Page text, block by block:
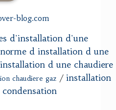
blog.com
d'installation d'une
norme d installation d une
installation d une chaudiere
chaudiere gaz / installation